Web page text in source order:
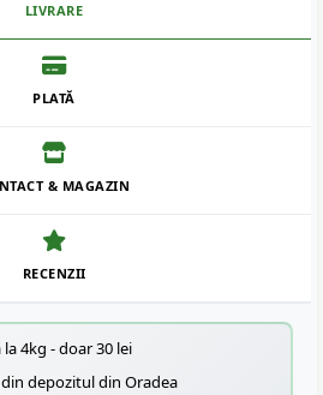
LIVRARE
PLATĂ
& MAGAZIN
RECENZII
la 4kg - doar 30 lei
din depozitul din Oradea